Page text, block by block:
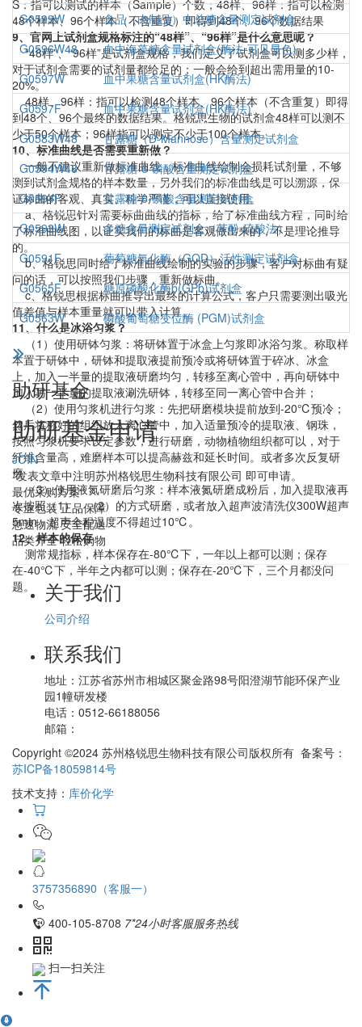
S：指可以测试的样本（Sample）个数；48样、96样：指可以检测
48个样本、96个样本（不含重复）即得到48个、96个数据结果
9、官网上试剂盒规格标注的“48样”、“96样”是什么意思呢？
“48样”、“96样”是试剂盒规格，我们定义了试剂盒可以测多少样，
对于试剂盒需要的试剂量都给足的；一般会给到超出需用量的10-
20%。
48样、96样：指可以检测48个样本、96个样本（不含重复）即得
到48个、96个最终的数据结果。格锐思生物的试剂盒48样可以测不
少于50个样本；96样指可以测定不少于100个样本。
10、标准曲线是否需要重新做？
一般不建议重新做标准曲线，标准曲线绘制会损耗试剂量，不够
测到试剂盒规格的样本数量，另外我们的标准曲线是可以溯源，保
证标曲的客观、真实、科学严谨，可以直接使用。
a、格锐思针对需要标曲曲线的指标，给了标准曲线方程，同时给
了标准曲线图，以证实我们的标曲是客观做出来的，不是理论推导
的。
b、格锐思同时给了标准曲线绘制的实验的步骤，客户对标曲有疑
问的话，可以按照我们步骤，重新做标曲。
c、格锐思根据标曲推导出最终的计算公式，客户只需要测出吸光
值差值与样本重量就可以带入计算。
11、什么是冰浴匀浆？
（1）使用研钵匀浆：将研钵置于冰盒上匀浆即冰浴匀浆。称取样
本置于研钵中，研钵和提取液提前预冷或将研钵置于碎冰、冰盒
上，加入一半量的提取液研磨均匀，转移至离心管中，再向研钵中
加入另一半量的提取液涮洗研钵，转移至同一离心管中合并；
（2）使用匀浆机进行匀浆：先把研磨模块提前放到-20℃预冷；
然后将称好的组织放入离心管中，加入适量预冷的提取液、钢珠，
按照匀浆机要求设定参数，进行研磨，动物植物组织都可以，对于
纤维含量高，难磨样本可以提高赫兹和延长时间。或者多次反复研
磨
（3）使用液氮研磨后匀浆：样本液氮研磨成粉后，加入提取液再
次按照（1）、（2）的方式研磨，或者放入超声波清洗仪300W超声
5min，超声全程温度不得超过10℃。
12、样本的保存
测常规指标，样本保存在-80℃下，一年以上都可以测；保存
在-40℃下，半年之内都可以测；保存在-20℃下，三个月都没问
题。
G0599W
食品（肉制品）中总糖含量测定试剂盒
G0596W48
血中海藻糖含量试剂盒(酶法-可见显色)
G0597W
血中果糖含量试剂盒(HK酶法)
G0597F
血中果糖含量试剂盒(HK酶法)
G0583W48
甘露糖（D-Mannose）含量测定试剂盒
G0594W48
甘露糖-6-磷酸含量测定试剂盒
G0594F
甘露糖-6-磷酸含量测定试剂盒
G0593W
多糖含量测定试剂盒（苯酚-硫酸法）
G0591F
葡萄糖氧化酶（GOD）活性测定试剂盒
G0565F
糖原磷酸化酶b(GPb)试剂盒
G0563W
磷酸葡萄糖变位酶 (PGM)试剂盒
助研基金
助研基金申请
JOIN
*发表文章中注明苏州格锐思生物科技有限公司 即可申请。
最优采购方案
专业包装 正品保障
急速物流 安全配送
品类齐全 轻松购物
关于我们
公司介绍
联系我们
地址： 江苏省苏州市相城区聚金路98号阳澄湖节能环保产业
园1幢研发楼
电话： 0512-66188056
邮箱：
Copyright ©2024 苏州格锐思生物科技有限公司版权所有 备案号：
苏ICP备18059814号
技术支持： 库价化学
3757356890（客服一）
400-105-8708 7*24小时客服服务热线
扫一扫关注